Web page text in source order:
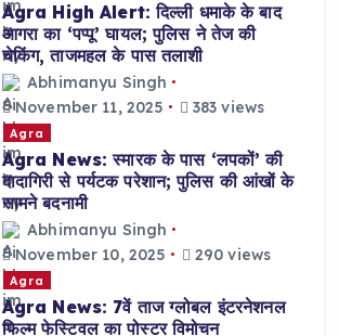
Agra High Alert: दिल्ली धमाके के बाद
आगरा का ‘पप्पू’ घायल; पुलिस ने तेज की
चेकिंग, ताजमहल के पास तलाशी
Abhimanyu Singh
November 11, 2025
383 views
Agra
Agra News: स्मारक के पास ‘लपकों’ की
दादागिरी से पर्यटक परेशान; पुलिस की आंखों के
सामने बदनामी
Abhimanyu Singh
November 10, 2025
290 views
Agra
Agra News: 7वें ताज ग्लोबल इंटरनेशनल
फिल्म फेस्टिवल का पोस्टर विमोचन